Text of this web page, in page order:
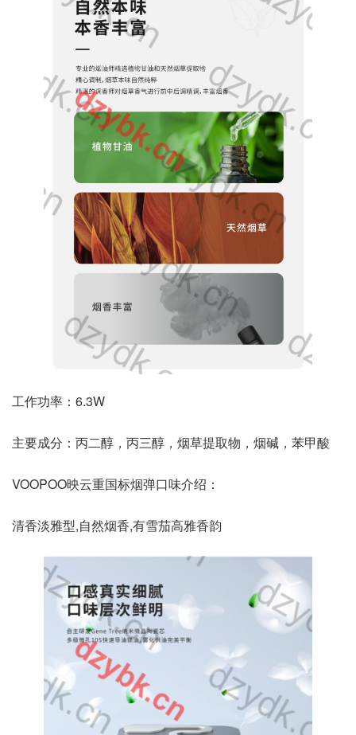
工作功率：6.3W
主要成分：丙二醇，丙三醇，烟草提取物，烟碱，苯甲酸
VOOPOO映云重国标烟弹口味介绍：
清香淡雅型,自然烟香,有雪茄高雅香韵